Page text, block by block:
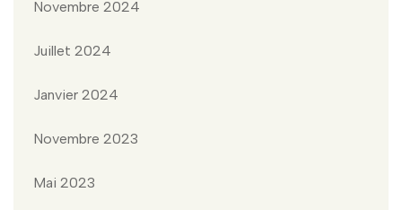
Novembre 2024
Juillet 2024
Janvier 2024
Novembre 2023
Mai 2023